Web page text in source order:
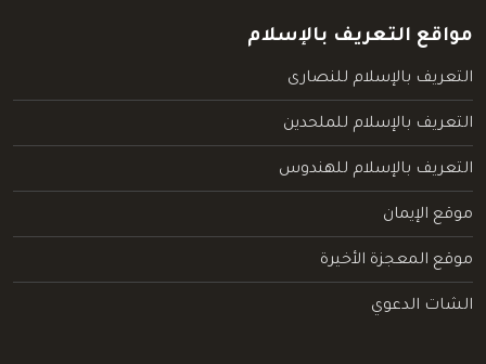
مواقع التعريف بالإسلام
التعريف بالإسلام للنصارى
التعريف بالإسلام للملحدين
التعريف بالإسلام للهندوس
موقع الإيمان
موقع المعجزة الأخيرة
الشات الدعوي